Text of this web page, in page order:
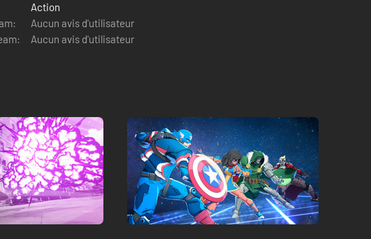
Action
Aucun avis d'utilisateur
Aucun avis d'utilisateur